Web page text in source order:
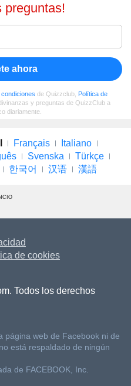
preguntas!
ahora
de Quizzclub,
Política de
y preguntas de QuizzClub a
diariamente.
Français
Italiano
Svenska
Türkçe
한국어 汉语 漢語
de cookies
Todos los derechos
página web de Facebook ni de
está respaldado de ningún
de FACEBOOK, Inc.